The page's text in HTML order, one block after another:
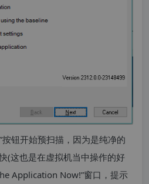
按钮开始预扫描，因为是纯净的
(这也是在虚拟机当中操作的好
Application Now!”窗口，提示